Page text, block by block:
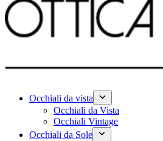
Occhiali da vista
Occhiali da Vista
Occhiali Vintage
Occhiali da Sole